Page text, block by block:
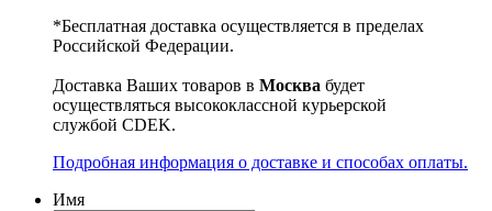
*Бесплатная доставка осуществляется в пределах
Российской Федерации.
Доставка Ваших товаров в Москва будет
осуществляться высококлассной курьерской
службой CDEK.
Подробная информация о доставке и способах оплаты.
Имя